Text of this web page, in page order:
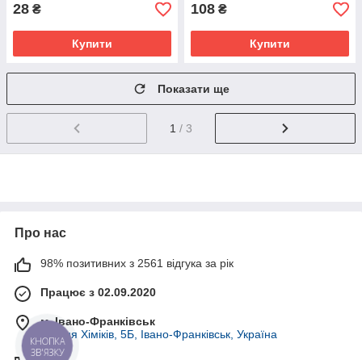
28 ₴
Купити
108 ₴
Купити
Показати ще
1 / 3
Про нас
98% позитивних з 2561 відгука за рік
Працює з 02.09.2020
м. Івано-Франківськ
вулиця Хіміків, 5Б, Івано-Франківськ, Україна
КНОПКА
ЗВ'ЯЗКУ